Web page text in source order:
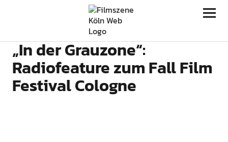
Filmszene Köln
„In der Grauzone“:
Radiofeature zum Fall Film
Festival Cologne